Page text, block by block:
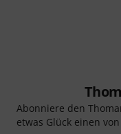
Abonniere den
etwas Glück einen von